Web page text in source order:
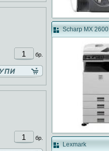
бр.
бр.
Scharp MX 2600
Lexmark